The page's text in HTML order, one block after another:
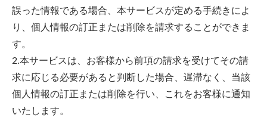
誤った情報である場合、本サービスが定める手続きによ
り、個人情報の訂正または削除を請求することができま
す。
2.本サービスは、お客様から前項の請求を受けてその請
求に応じる必要があると判断した場合、遅滞なく、当該
個人情報の訂正または削除を行い、これをお客様に通知
いたします。